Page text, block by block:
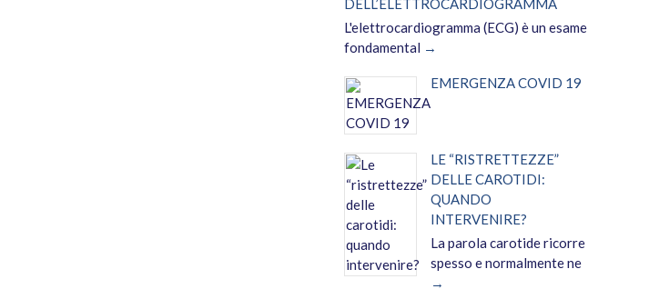
DELL’ELETTROCARDIOGRAMMA
L'elettrocardiogramma (ECG) è un esame
fondamental
EMERGENZA COVID 19
LE “RISTRETTEZZE”
DELLE CAROTIDI:
QUANDO
INTERVENIRE?
La parola carotide ricorre
spesso e normalmente ne